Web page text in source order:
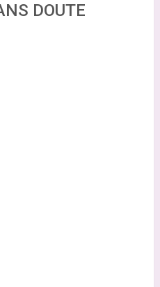
DOUTE